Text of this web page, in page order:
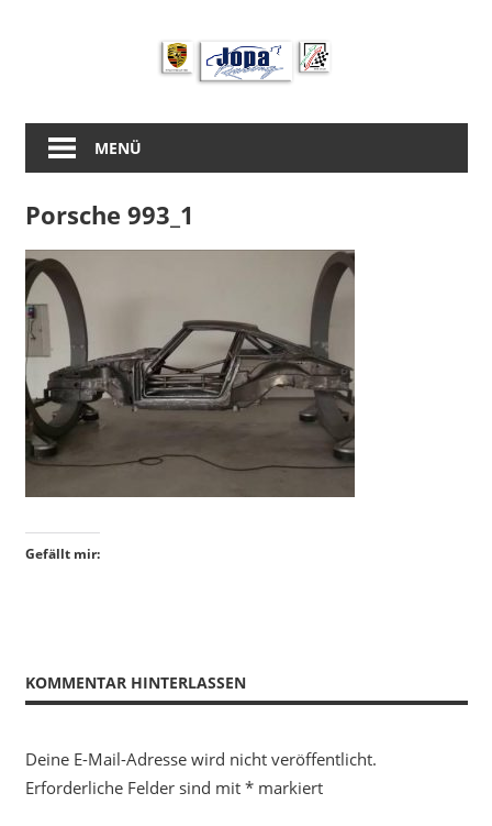
MENÜ
Porsche 993_1
Gefällt mir:
KOMMENTAR HINTERLASSEN
Deine E-Mail-Adresse wird nicht veröffentlicht.
Erforderliche Felder sind mit *markiert